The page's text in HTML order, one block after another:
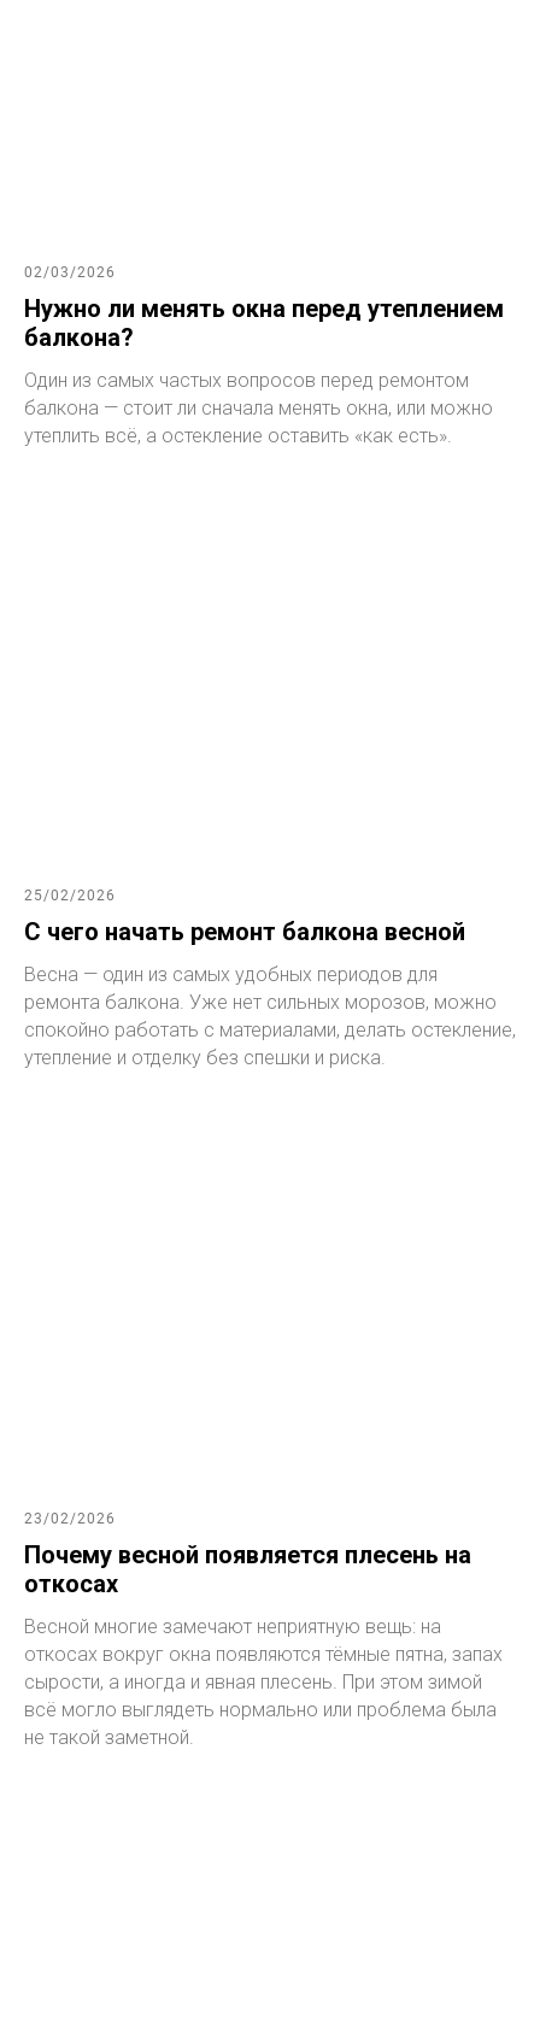
02/03/2026
Нужно ли менять окна перед утеплением
балкона?
Один из самых частых вопросов перед ремонтом
балкона — стоит ли сначала менять окна, или можно
утеплить всё, а остекление оставить «как есть».
25/02/2026
С чего начать ремонт балкона весной
Весна — один из самых удобных периодов для
ремонта балкона. Уже нет сильных морозов, можно
спокойно работать с материалами, делать остекление,
утепление и отделку без спешки и риска.
23/02/2026
Почему весной появляется плесень на
откосах
Весной многие замечают неприятную вещь: на
откосах вокруг окна появляются тёмные пятна, запах
сырости, а иногда и явная плесень. При этом зимой
всё могло выглядеть нормально или проблема была
не такой заметной.